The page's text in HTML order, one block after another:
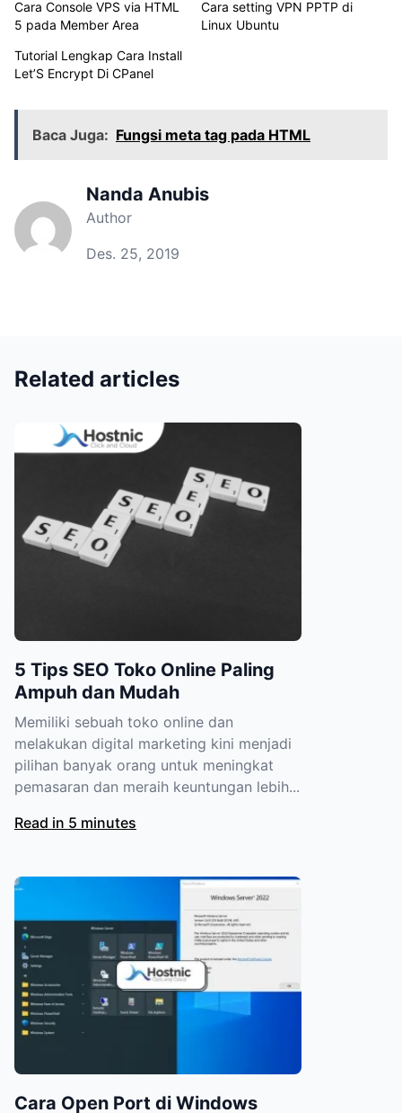
Cara Console VPS via HTML
5 pada Member Area
Cara setting VPN PPTP di
Linux Ubuntu
Tutorial Lengkap Cara Install
Let’S Encrypt Di CPanel
Baca Juga: Fungsi meta tag pada HTML
Nanda Anubis
Author
Des. 25, 2019
Related articles
5 Tips SEO Toko Online Paling
Ampuh dan Mudah
Memiliki sebuah toko online dan
melakukan digital marketing kini menjadi
pilihan banyak orang untuk meningkat
pemasaran dan meraih keuntungan lebih...
Read in 5 minutes
Cara Open Port di Windows